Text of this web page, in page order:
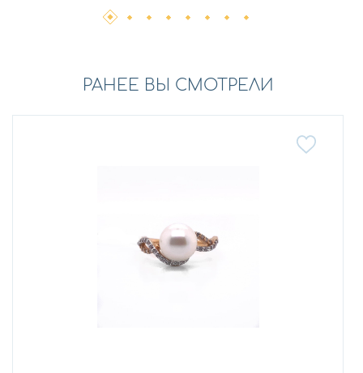
РАНЕЕ ВЫ СМОТРЕЛИ